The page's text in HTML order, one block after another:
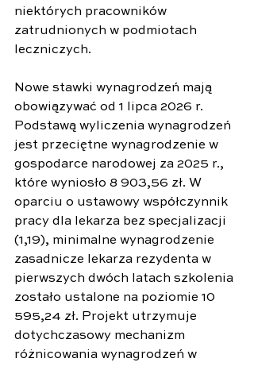
niektórych pracowników
zatrudnionych w podmiotach
leczniczych.
Nowe stawki wynagrodzeń mają
obowiązywać od 1 lipca 2026 r.
Podstawą wyliczenia wynagrodzeń
jest przeciętne wynagrodzenie w
gospodarce narodowej za 2025 r.,
które wyniosło 8 903,56 zł. W
oparciu o ustawowy współczynnik
pracy dla lekarza bez specjalizacji
(1,19), minimalne wynagrodzenie
zasadnicze lekarza rezydenta w
pierwszych dwóch latach szkolenia
zostało ustalone na poziomie 10
595,24 zł. Projekt utrzymuje
dotychczasowy mechanizm
różnicowania wynagrodzeń w